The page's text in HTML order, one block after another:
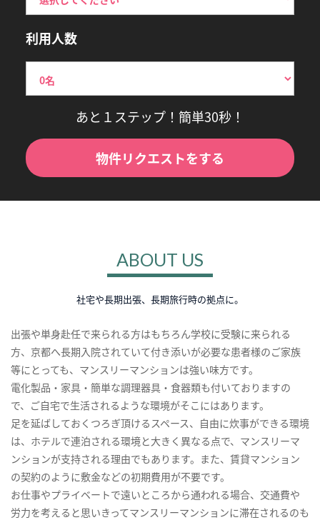
利用人数
あと１ステップ！簡単30秒！
物件リクエストをする
ABOUT US
社宅や長期出張、長期旅行時の拠点に。
出張や単身赴任で来られる方はもちろん学校に受験に来られる
方、京都へ長期入院されていて付き添いが必要な患者様のご家族
等にとっても、マンスリーマンションは強い味方です。
電化製品・家具・簡単な調理器具・食器類も付いておりますの
で、ご自宅で生活されるような環境がそこにはあります。
足を延ばしておくつろぎ頂けるスペース、自由に炊事ができる環境
は、ホテルで連泊される環境と大きく異なる点で、マンスリーマ
ンションが支持される理由でもあります。また、賃貸マンション
の契約のように敷金などの初期費用が不要です。
お仕事やプライベートで遠いところから通われる場合、交通費や
労力を考えると思いきってマンスリーマンションに滞在されるのも